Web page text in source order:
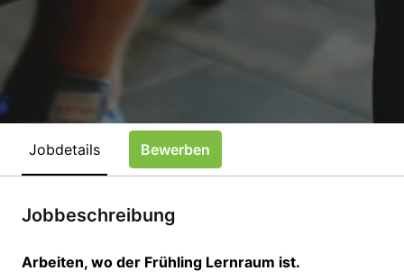
Jobdetails Bewerben
Jobbeschreibung
Arbeiten, wo der Frühling Lernraum ist.